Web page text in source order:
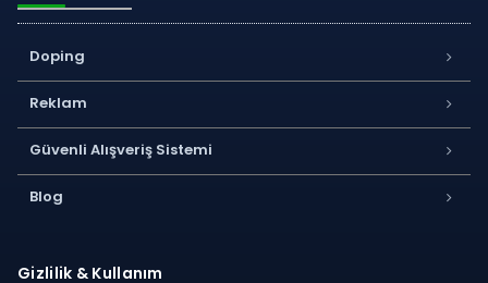
Doping
Reklam
Güvenli Alışveriş Sistemi
Blog
Gizlilik & Kullanım